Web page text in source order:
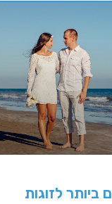
ביותר לזוגות